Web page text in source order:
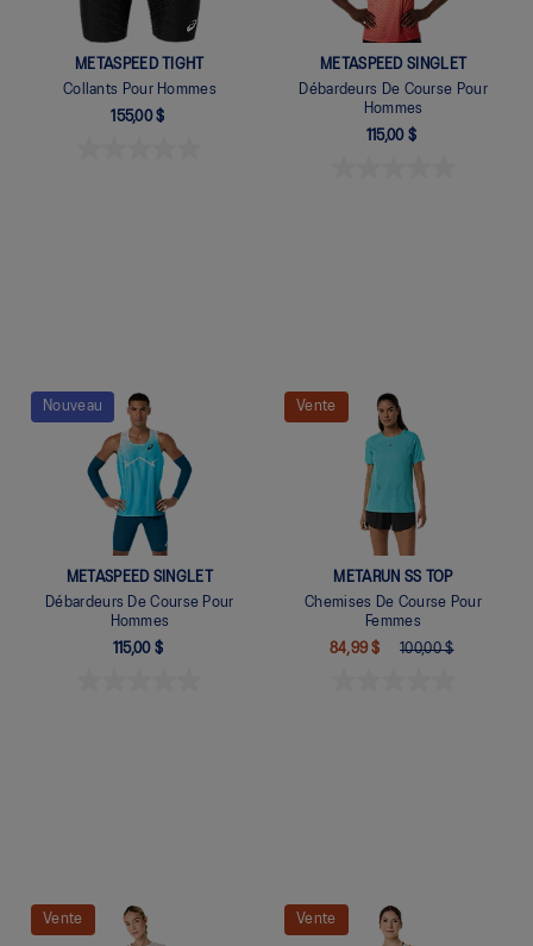
METASPEED TIGHT
Collants Pour Hommes
155,00 $
METASPEED SINGLET
Débardeurs De Course Pour
Hommes
115,00 $
Quickview
Nouveau
METASPEED SINGLET
Débardeurs De Course Pour
Hommes
115,00 $
Quickview
Vente
METARUN SS TOP
Chemises De Course Pour
Femmes
84,99 $
100,00 $
Quickview
Vente Vente